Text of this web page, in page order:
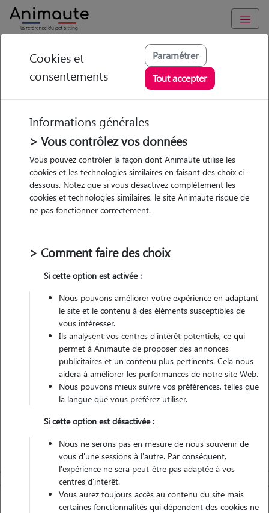
Animaute Nouvelle Aquitaine Haute-Vienne/Limoges
Oliana - Petsitter à
Limoges
• 22 ans
Garde
chez le Pet Sitter
Véhiculé
Contacter
L'envoi d'une demande est sans engagement
Cookies et
consentements
Paramétrer
Tout accepter
Informations générales
> Vous contrôlez vos données
Vous pouvez contrôler la façon dont Animaute utilise les
cookies et les technologies similaires en faisant des choix ci-
dessous. Notez que si vous désactivez complètement les
cookies et technologies similaires, le site Animaute risque de
ne pas fonctionner correctement.
> Comment faire des choix
Si cette option est activée :
Nous pouvons améliorer votre expérience en adaptant
le site et le contenu à des éléments susceptibles de
vous intéresser.
Ils analysent vos centres d'intérêt potentiels, ce qui
permet à Animaute de proposer des annonces
publicitaires et un contenu plus pertinents. Cela nous
aidera à améliorer les performances de notre site Web.
Nous pouvons mieux suivre vos préférences, telles que
la langue que vous préférez utiliser.
Si cette option est désactivée :
Nous ne serons pas en mesure de nous souvenir de
vous d'une sessions à l'autre. Par conséquent,
l'expérience ne sera peut-être pas adaptée à vos
centres d'intérêt.
Vous aurez toujours accès au contenu du site mais
certaines fonctionnalités qui dépendent des cookies ne